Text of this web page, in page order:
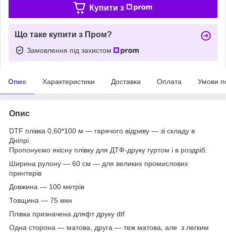
Купити з
Що таке купити з Пром?
Замовлення під захистом
Опис Характеристики Доставка Оплата Умови
Опис
DTF плівка 0,60*100 м — гарячого відриву — зі складу в
Дніпрі.
Пропонуємо якісну плівку для ДТФ-друку гуртом і в роздріб.
Ширина рулону — 60 см — для великих промислових
принтерів
Довжина — 100 метрів
Товщина — 75 мкн
Плівка призначена дляфт друку dtf
Одна сторона — матова, друга — теж матова, але з легким